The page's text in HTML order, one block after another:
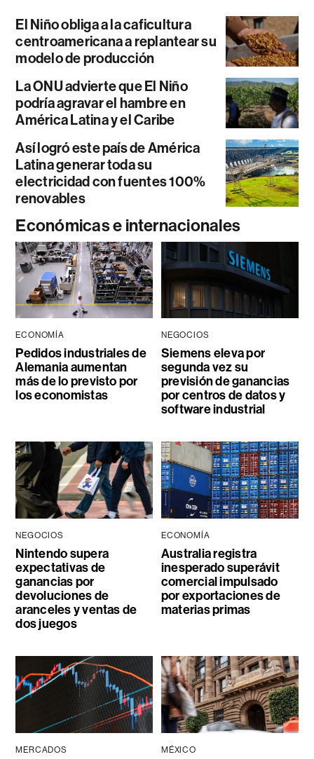
El Niño obliga a la caficultura
centroamericana a replantear su
modelo de producción
La ONU advierte que El Niño
podría agravar el hambre en
América Latina y el Caribe
Así logró este país de América
Latina generar toda su
electricidad con fuentes 100%
renovables
Económicas e internacionales
ECONOMÍA
Pedidos industriales de
Alemania aumentan
más de lo previsto por
los economistas
NEGOCIOS
Siemens eleva por
segunda vez su
previsión de ganancias
por centros de datos y
software industrial
NEGOCIOS
Nintendo supera
expectativas de
ganancias por
devoluciones de
aranceles y ventas de
dos juegos
ECONOMÍA
Australia registra
inesperado superávit
comercial impulsado
por exportaciones de
materias primas
MERCADOS MÉXICO